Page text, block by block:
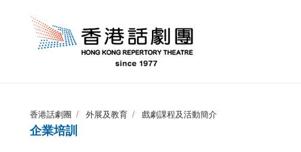
香港話劇團 外展及教育 戲劇課程及活動簡介
企業培訓